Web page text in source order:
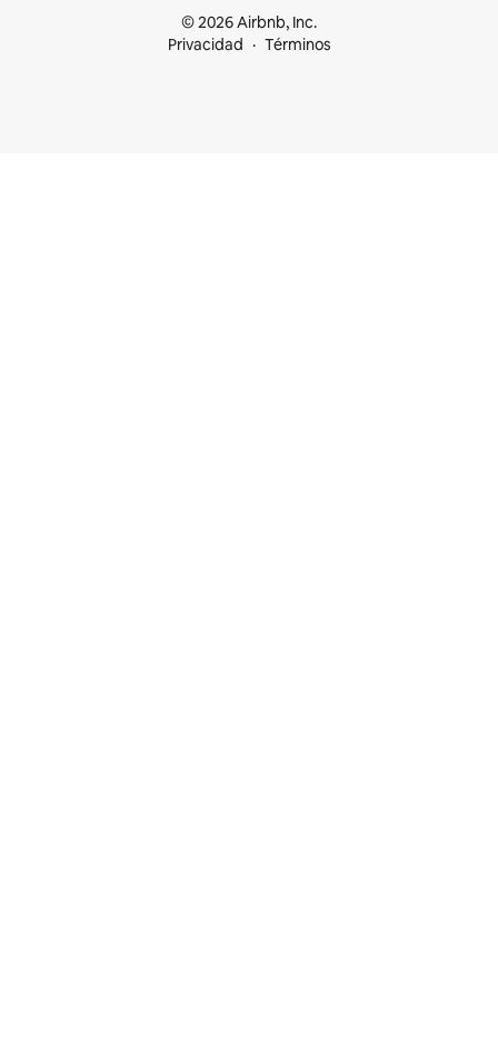
© 2026 Airbnb, Inc.
Privacidad
Términos